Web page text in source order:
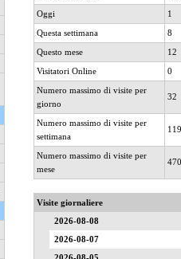
Oggi
1
Questa settimana
8
Questo mese
12
Visitatori Online
0
Numero massimo di visite per
giorno
32
Numero massimo di visite per
settimana
119
Numero massimo di visite per
mese
470
Visite giornaliere
2026-08-08
2026-08-07